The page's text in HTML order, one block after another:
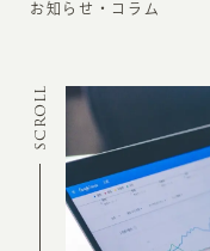
CREATION
MARKETING
お知らせ・コラム
SCROLL